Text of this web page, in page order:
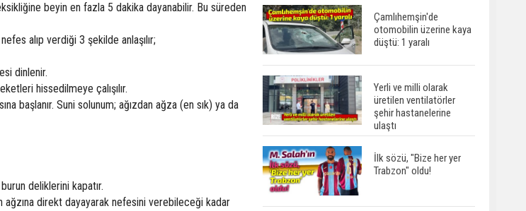
beyin en fazla 5 dakika dayanabilir. Bu süreden
alıp verdiği 3 şekilde anlaşılır;
dinlenir.
hissedilmeye çalışılır.
başlanır. Suni solunum; ağızdan ağza (en sık) ya da
deliklerini kapatır.
ağzına direkt dayayarak nefesini verebileceği kadar
Çamlıhemşin'de
otomobilin üzerine kaya
düştü: 1 yaralı
Yerli ve milli olarak
üretilen ventilatörler
şehir hastanelerine
ulaştı
İlk sözü, "Bize her yer
Trabzon" oldu!